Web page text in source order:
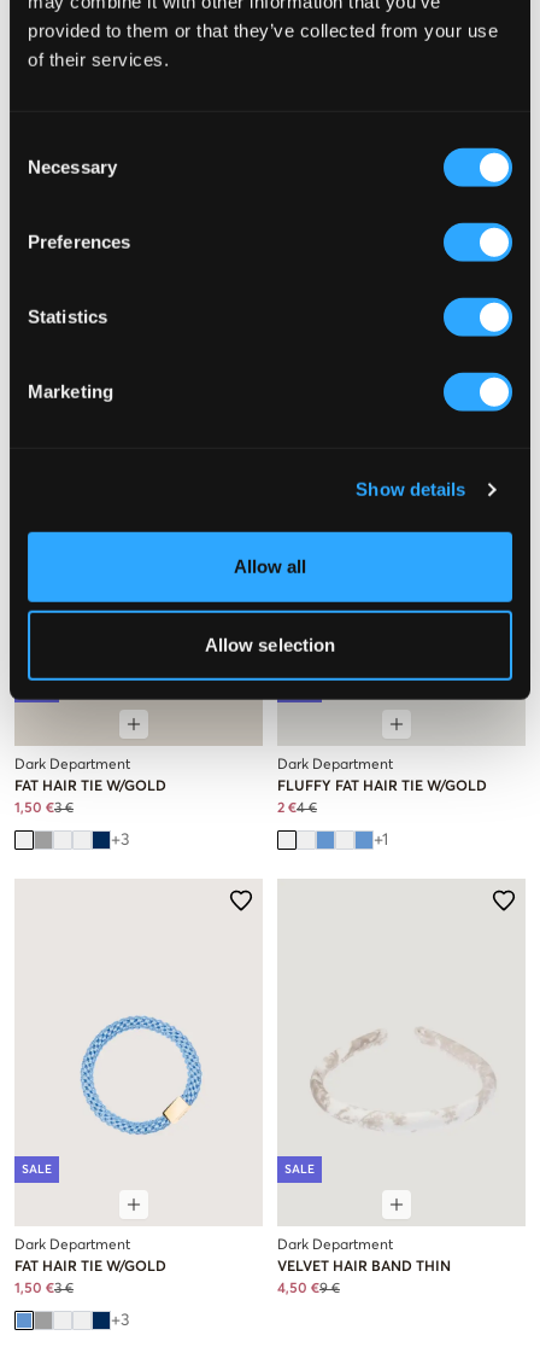
provided to them or that they’ve collected from your use
of their services.
Selection
Necessary
Preferences
Statistics
Marketing
Show details
Allow all
Allow selection
GOLD HEART SILK SCRUNCHIE
GREY
Dark Department
FAT HAIR TIE W/GOLD
1,50 €3 €
+3
Dark Department
FLUFFY FAT HAIR TIE W/GOLD
2 €4 €
+1
SALE
Dark Department
FAT HAIR TIE W/GOLD
1,50 €3 €
+3
SALE
Dark Department
VELVET HAIR BAND THIN
4,50 €9 €